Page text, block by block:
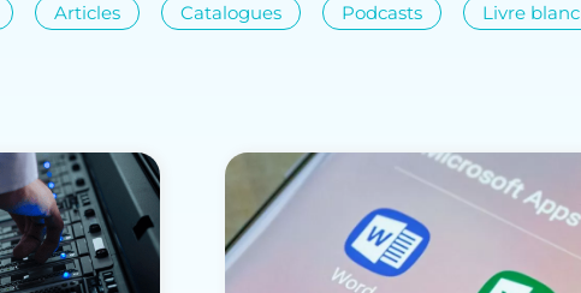
Articles Catalogues Podcasts Livre blanc